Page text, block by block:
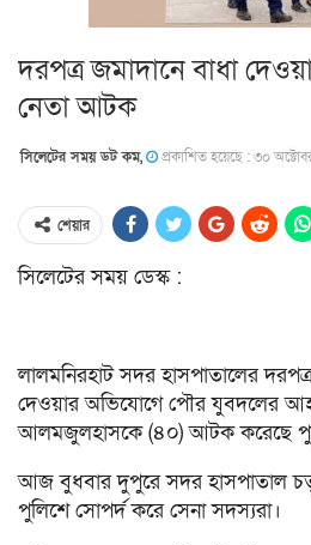
দরপত্র জমাদানে বাধা
নেতা আটক
সিলেটের সময় ডট কম, প্রকাশিত হয়েছে : ৩০
শেয়ার
সিলেটের সময় ডেস্ক :
লালমনিরহাট সদর হাসপাতালের দরপত্র
দেওয়ার অভিযোগে পৌর যুবদলের
আলমজুলহাসকে (৪০) আটক করেছে
আজ বুধবার দুপুরে সদর হাসপাতাল
পুলিশে সোপর্দ করে সেনা সদস্যরা।